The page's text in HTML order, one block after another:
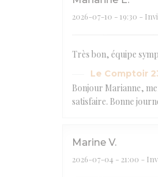
2026-07-10 - 19:30 -
Très bon, équipe
Le Comptoir
Bonjour Marianne,
satisfaire. Bonne
Marine V
2026-07-04 - 21:00 -